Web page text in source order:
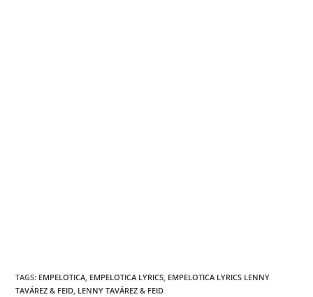
TAGS: EMPELOTICA, EMPELOTICA LYRICS, EMPELOTICA LYRICS LENNY
TAVÁREZ & FEID, LENNY TAVÁREZ & FEID